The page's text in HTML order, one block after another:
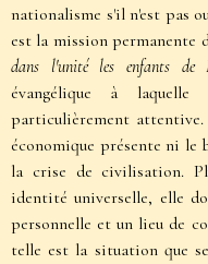
nationalisme s'il n'est pas
est la mission permanente
dans l'unité les enfants de
évangélique à
particulièrement
économique présente ni le
la crise de civilisation.
identité universelle, elle
personnelle et un lieu de
telle est la situation que